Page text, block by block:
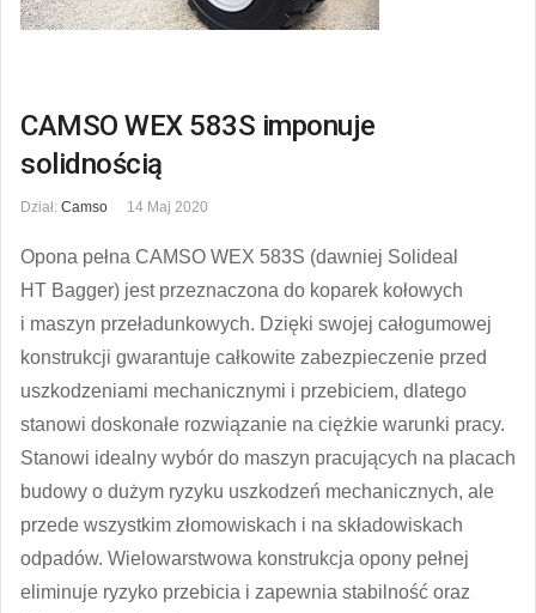
CAMSO WEX 583S imponuje
solidnością
Dział: Camso 14 Maj 2020
Opona pełna CAMSO WEX 583S (dawniej Solideal
HT Bagger) jest przeznaczona do koparek kołowych
i maszyn przeładunkowych. Dzięki swojej całogumowej
konstrukcji gwarantuje całkowite zabezpieczenie przed
uszkodzeniami mechanicznymi i przebiciem, dlatego
stanowi doskonałe rozwiązanie na ciężkie warunki pracy.
Stanowi idealny wybór do maszyn pracujących na placach
budowy o dużym ryzyku uszkodzeń mechanicznych, ale
przede wszystkim złomowiskach i na składowiskach
odpadów. Wielowarstwowa konstrukcja opony pełnej
eliminuje ryzyko przebicia i zapewnia stabilność oraz